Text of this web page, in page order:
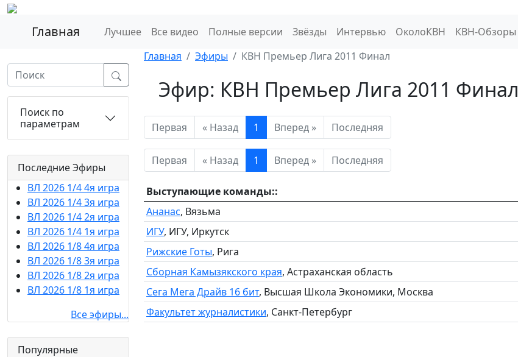
Главная Лучшее Все видео Полные версии Звёзды Интервью ОколоКВН КВН-Обзоры
Поиск по
параметрам
Последние Эфиры
ВЛ 2026 1/4 4я игра
ВЛ 2026 1/4 3я игра
ВЛ 2026 1/4 2я игра
ВЛ 2026 1/4 1я игра
ВЛ 2026 1/8 4я игра
ВЛ 2026 1/8 3я игра
ВЛ 2026 1/8 2я игра
ВЛ 2026 1/8 1я игра
Все эфиры...
Популярные
Главная Эфиры КВН Премьер Лига 2011 Финал
Эфир: КВН Премьер Лига 2011 Финал
Первая « Назад 1 Вперед » Последняя
Первая « Назад 1 Вперед » Последняя
Выступающие команды::
Ананас, Вязьма
ИГУ, ИГУ, Иркутск
Рижские Готы, Рига
Сборная Камызякского края, Астраханская область
Сега Мега Драйв 16 бит, Высшая Школа Экономики, Москва
Факультет журналистики, Санкт-Петербург